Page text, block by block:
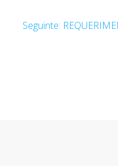
Seguinte: Post